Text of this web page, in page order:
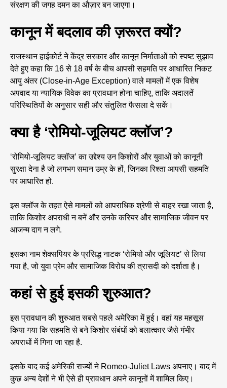
संरक्षण की जगह दमन का औज़ार बन जाएगा।
कानून में बदलाव की ज़रूरत क्यों?
राजस्थान हाईकोर्ट ने केंद्र सरकार और कानून निर्माताओं को स्पष्ट सुझाव
देते हुए कहा कि 16 से 18 वर्ष के बीच आपसी सहमति पर आधारित निकट
आयु अंतर (Close-in-Age Exception) वाले मामलों में एक विशेष
अपवाद या न्यायिक विवेक का प्रावधान होना चाहिए, ताकि अदालतें
परिस्थितियों के अनुसार सही और संतुलित फैसला दे सकें।
क्या है ‘रोमियो-जूलियट क्लॉज’?
‘रोमियो-जूलियट क्लॉज’ का उद्देश्य उन किशोरों और युवाओं को कानूनी
सुरक्षा देना है जो लगभग समान उम्र के हों, जिनका रिश्ता आपसी सहमति
पर आधारित हो.
इस क्लॉज के तहत ऐसे मामलों को आपराधिक श्रेणी से बाहर रखा जाता है,
ताकि किशोर अपराधी न बनें और उनके करियर और सामाजिक जीवन पर
आजन्म दाग न लगे.
इसका नाम शेक्सपियर के प्रसिद्ध नाटक ‘रोमियो और जूलियट’ से लिया
गया है, जो युवा प्रेम और सामाजिक विरोध की त्रासदी को दर्शाता है।
कहां से हुई इसकी शुरुआत?
इस प्रावधान की शुरुआत सबसे पहले अमेरिका में हुई। वहां यह महसूस
किया गया कि सहमति से बने किशोर संबंधों को बलात्कार जैसे गंभीर
अपराधों में गिना जा रहा है.
इसके बाद कई अमेरिकी राज्यों ने Romeo-Juliet Laws अपनाए। बाद में
कुछ अन्य देशों ने भी ऐसे ही प्रावधान अपने कानूनों में शामिल किए।